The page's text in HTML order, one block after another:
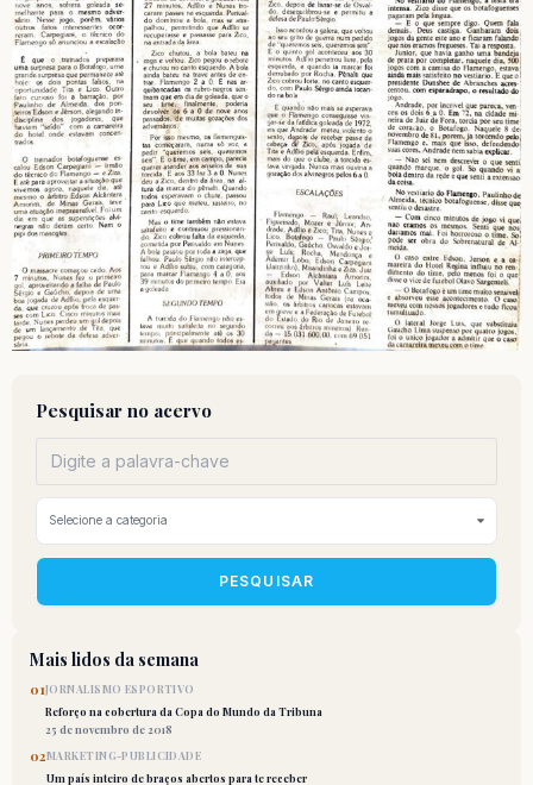
Pesquisar no acervo
PESQUISAR
Mais lidos da semana
01JORNALISMO ESPORTIVO
Reforço na cobertura da Copa do Mundo da Tribuna
25 de novembro de 2018
02MARKETING-PUBLICIDADE
Um país inteiro de braços abertos para te receber